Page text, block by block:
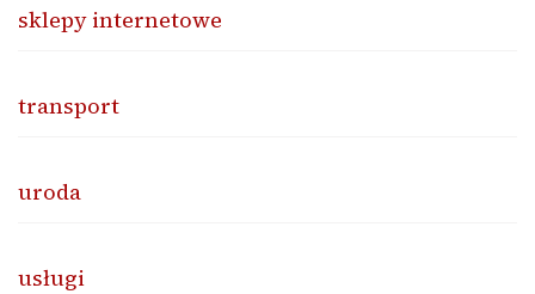
sklepy internetowe
transport
uroda
usługi